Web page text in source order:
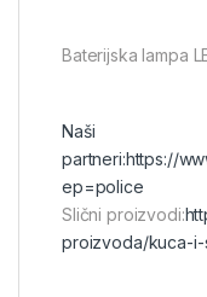
Baterijska lampa
Naši
partneri:https://
ep=police
Slični proizvodi:
proizvoda/kuca-